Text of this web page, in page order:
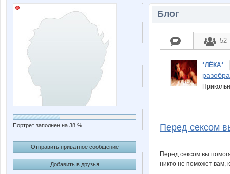
Портрет заполнен на 38 %
Отправить приватное сообщение
Добавить в друзья
Блог
52
*ЛЁКА*
Перед сексом
Перед сексом вы
никто не поможет вам,